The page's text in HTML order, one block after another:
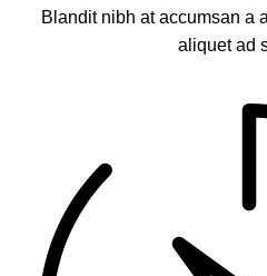
Blandit nibh at accumsan a
aliquet ad